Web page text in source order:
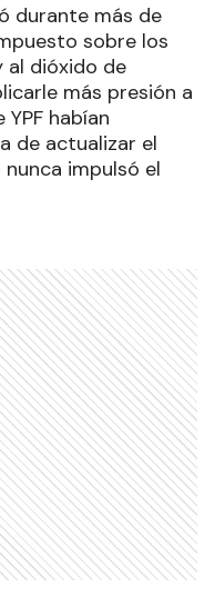
durante más de
sobre los
al dióxido de
más presión a
habían
de actualizar el
impulsó el